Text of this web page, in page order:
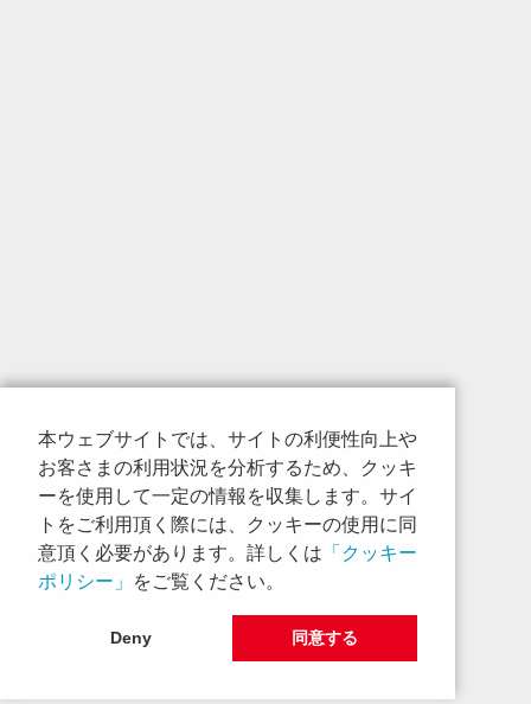
本ウェブサイトでは、サイトの利便性向上や
お客さまの利用状況を分析するため、クッキ
ーを使用して一定の情報を収集します。サイ
トをご利用頂く際には、クッキーの使用に同
意頂く必要があります。詳しくは 「クッキー
ポリシー」
をご覧ください。
Deny 同意する